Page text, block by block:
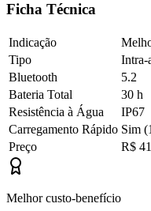
Ficha Técnica
Indicação
Tipo
Intra-
Bluetooth
5.2
Bateria Total
30 h
Resistência à Água
IP67
Carregamento Rápido Sim
Preço
R$
Melhor custo-benefício